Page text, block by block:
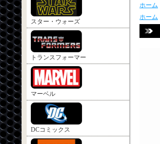
スター・ウォーズ
トランスフォーマー
マーベル
DCコミックス
ホーム
ホーム